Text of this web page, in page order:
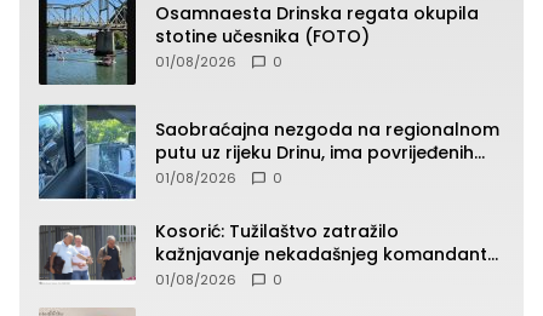
Osamnaesta Drinska regata okupila
stotine učesnika (FOTO)
01/08/2026 0
Saobraćajna nezgoda na regionalnom
putu uz rijeku Drinu, ima povrijeđenih
lica (FOTO)
01/08/2026 0
Kosorić: Tužilaštvo zatražilo
kažnjavanje nekadašnjeg komandanta
Vlaseničke brigade
01/08/2026 0